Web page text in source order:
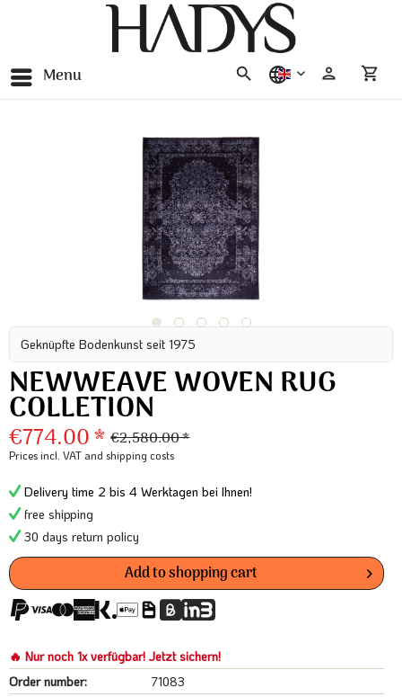
Menu english
Geknüpfte Bodenkunst seit 1975
NEWWEAVE WOVEN RUG
COLLETION
€774.00 * €2,580.00 *
Prices incl. VAT and shipping costs
Delivery time 2 bis 4 Werktagen bei Ihnen!
free shipping
30 days return policy
Add toshopping cart
🔥 Nur noch 1x verfügbar! Jetzt sichern!
Order number:
71083